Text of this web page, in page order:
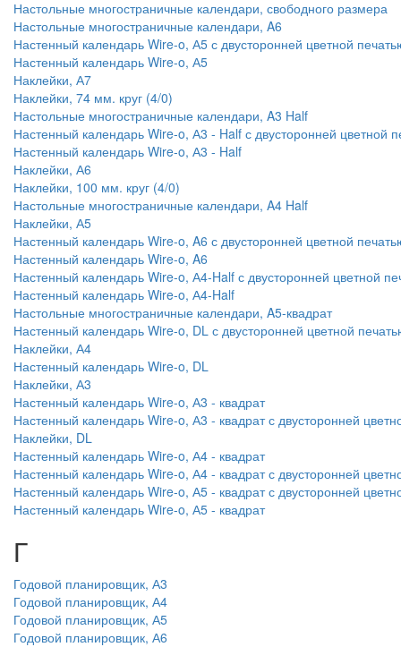
Настольные многостраничные календари, свободного размера
Настольные многостраничные календари, A6
Настенный календарь Wire-o, А5 с двусторонней цветной
Настенный календарь Wire-o, А5
Наклейки, А7
Наклейки, 74 мм. круг (4/0)
Настольные многостраничные календари, A3 Half
Настенный календарь Wire-o, А3 - Half с двусторонней цветной
Настенный календарь Wire-o, А3 - Half
Наклейки, А6
Наклейки, 100 мм. круг (4/0)
Настольные многостраничные календари, A4 Half
Наклейки, А5
Настенный календарь Wire-o, A6 с двусторонней цветной
Настенный календарь Wire-o, A6
Настенный календарь Wire-o, А4-Half с двусторонней цветной
Настенный календарь Wire-o, А4-Half
Настольные многостраничные календари, A5-квадрат
Настенный календарь Wire-o, DL с двусторонней цветной
Наклейки, А4
Настенный календарь Wire-o, DL
Наклейки, А3
Настенный календарь Wire-o, А3 - квадрат
Настенный календарь Wire-o, А3 - квадрат с двусторонней
Наклейки, DL
Настенный календарь Wire-o, А4 - квадрат
Настенный календарь Wire-o, А4 - квадрат с двусторонней
Настенный календарь Wire-o, А5 - квадрат с двусторонней
Настенный календарь Wire-o, А5 - квадрат
Г
Годовой планировщик, А3
Годовой планировщик, А4
Годовой планировщик, А5
Годовой планировщик, А6